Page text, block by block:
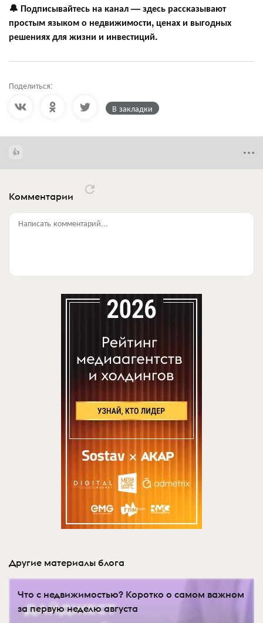
🔔 Подписывайтесь на канал — здесь рассказывают
простым языком о недвижимости, ценах и выгодных
решениях для жизни и инвестиций.
Поделиться:
В закладки
Комментарии
Написать комментарий...
Другие материалы блога
Что с недвижимостью? Коротко о самом важном
за первую неделю августа